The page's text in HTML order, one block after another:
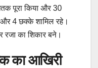
पूरा किया और 30
4 छक्के शामिल रहे।
का शिकार बने।
का आखिरी